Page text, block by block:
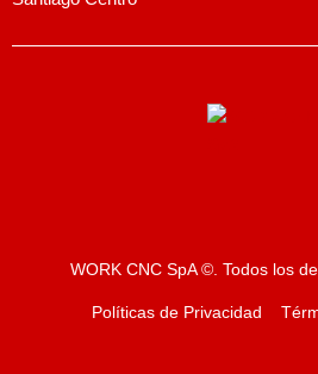
WORK CNC SpA ©. Todos los
Políticas de Privacidad